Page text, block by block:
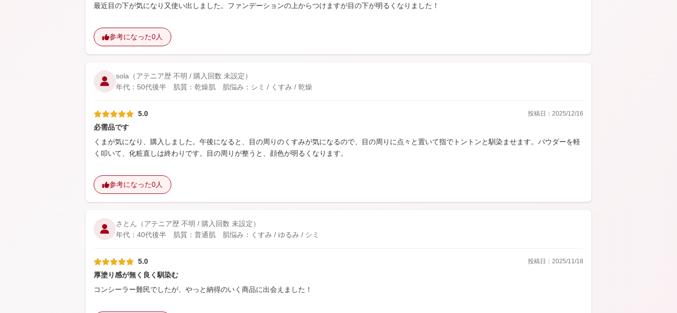
最近目の下が気になり又使い出しました。ファンデーションの上からつけますが目の下が明るくなりました！
参考になった0人
sola （アテニア歴 不明 / 購入回数 未設定）
年代：50代後半 肌質：乾燥肌 肌悩み：シミ / くすみ / 乾燥
5.0 投稿日：2025/12/16
必需品です
くまが気になり、購入しました。午後になると、目の周りのくすみが気になるので、目の周りに点々と置いて指でトントンと馴染ませます。パウダーを軽
く叩いて、化粧直しは終わりです。目の周りが整うと、顔色が明るくなります。
参考になった0人
さとん （アテニア歴 不明 / 購入回数 未設定）
年代：40代後半 肌質：普通肌 肌悩み：くすみ / ゆるみ / シミ
5.0 投稿日：2025/11/18
厚塗り感が無く良く馴染む
コンシーラー難民でしたが、やっと納得のいく商品に出会えました！